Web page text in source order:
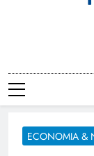
ECONOMIA &